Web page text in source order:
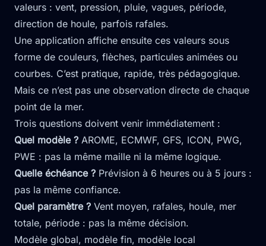
valeurs : vent, pression, pluie, vagues, période,
direction de houle, parfois rafales.
Une application affiche ensuite ces valeurs sous
forme de couleurs, flèches, particules animées ou
courbes. C’est pratique, rapide, très pédagogique.
Mais ce n’est pas une observation directe de chaque
point de la mer.
Trois questions doivent venir immédiatement :
Quel modèle ? AROME, ECMWF, GFS, ICON, PWG,
PWE : pas la même maille ni la même logique.
Quelle échéance ? Prévision à 6 heures ou à 5 jours :
pas la même confiance.
Quel paramètre ? Vent moyen, rafales, houle, mer
totale, période : pas la même décision.
Modèle global, modèle fin, modèle local